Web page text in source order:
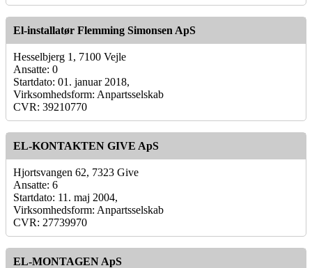
El-installatør Flemming Simonsen ApS
Hesselbjerg 1, 7100 Vejle
Ansatte: 0
Startdato: 01. januar 2018,
Virksomhedsform: Anpartsselskab
CVR: 39210770
EL-KONTAKTEN GIVE ApS
Hjortsvangen 62, 7323 Give
Ansatte: 6
Startdato: 11. maj 2004,
Virksomhedsform: Anpartsselskab
CVR: 27739970
EL-MONTAGEN ApS